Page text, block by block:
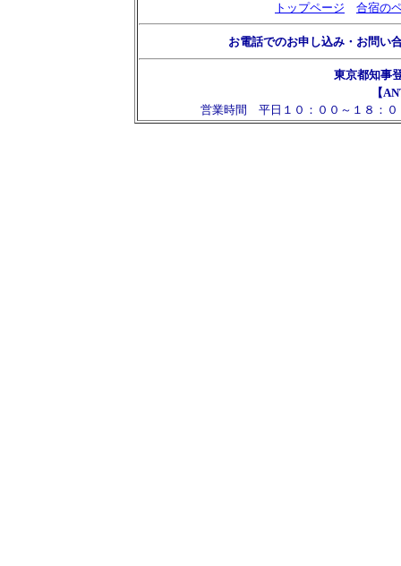
トップページ 合宿の
お電話でのお申し込み・お問い
東京都知事
【
営業時間 平日１０：００～１８：